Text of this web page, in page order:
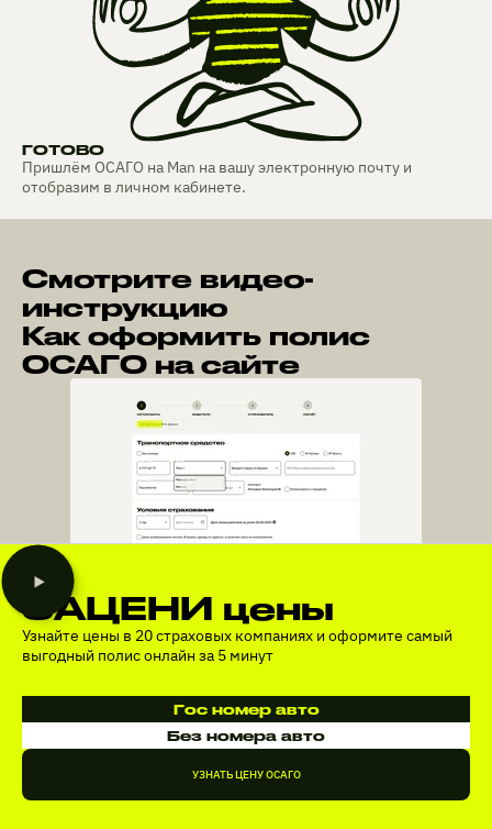
ГОТОВО
Пришлём ОСАГО на Man на вашу электронную почту и
отобразим в личном кабинете.
Смотрите видео-
инструкцию
Как оформить полис
ОСАГО на сайте
ЗАЦЕНИ цены
Узнайте цены в 20 страховых компаниях и оформите самый
выгодный полис онлайн за 5 минут
Гос номер авто
Без номера авто
УЗНАТЬ ЦЕНУ ОСАГО